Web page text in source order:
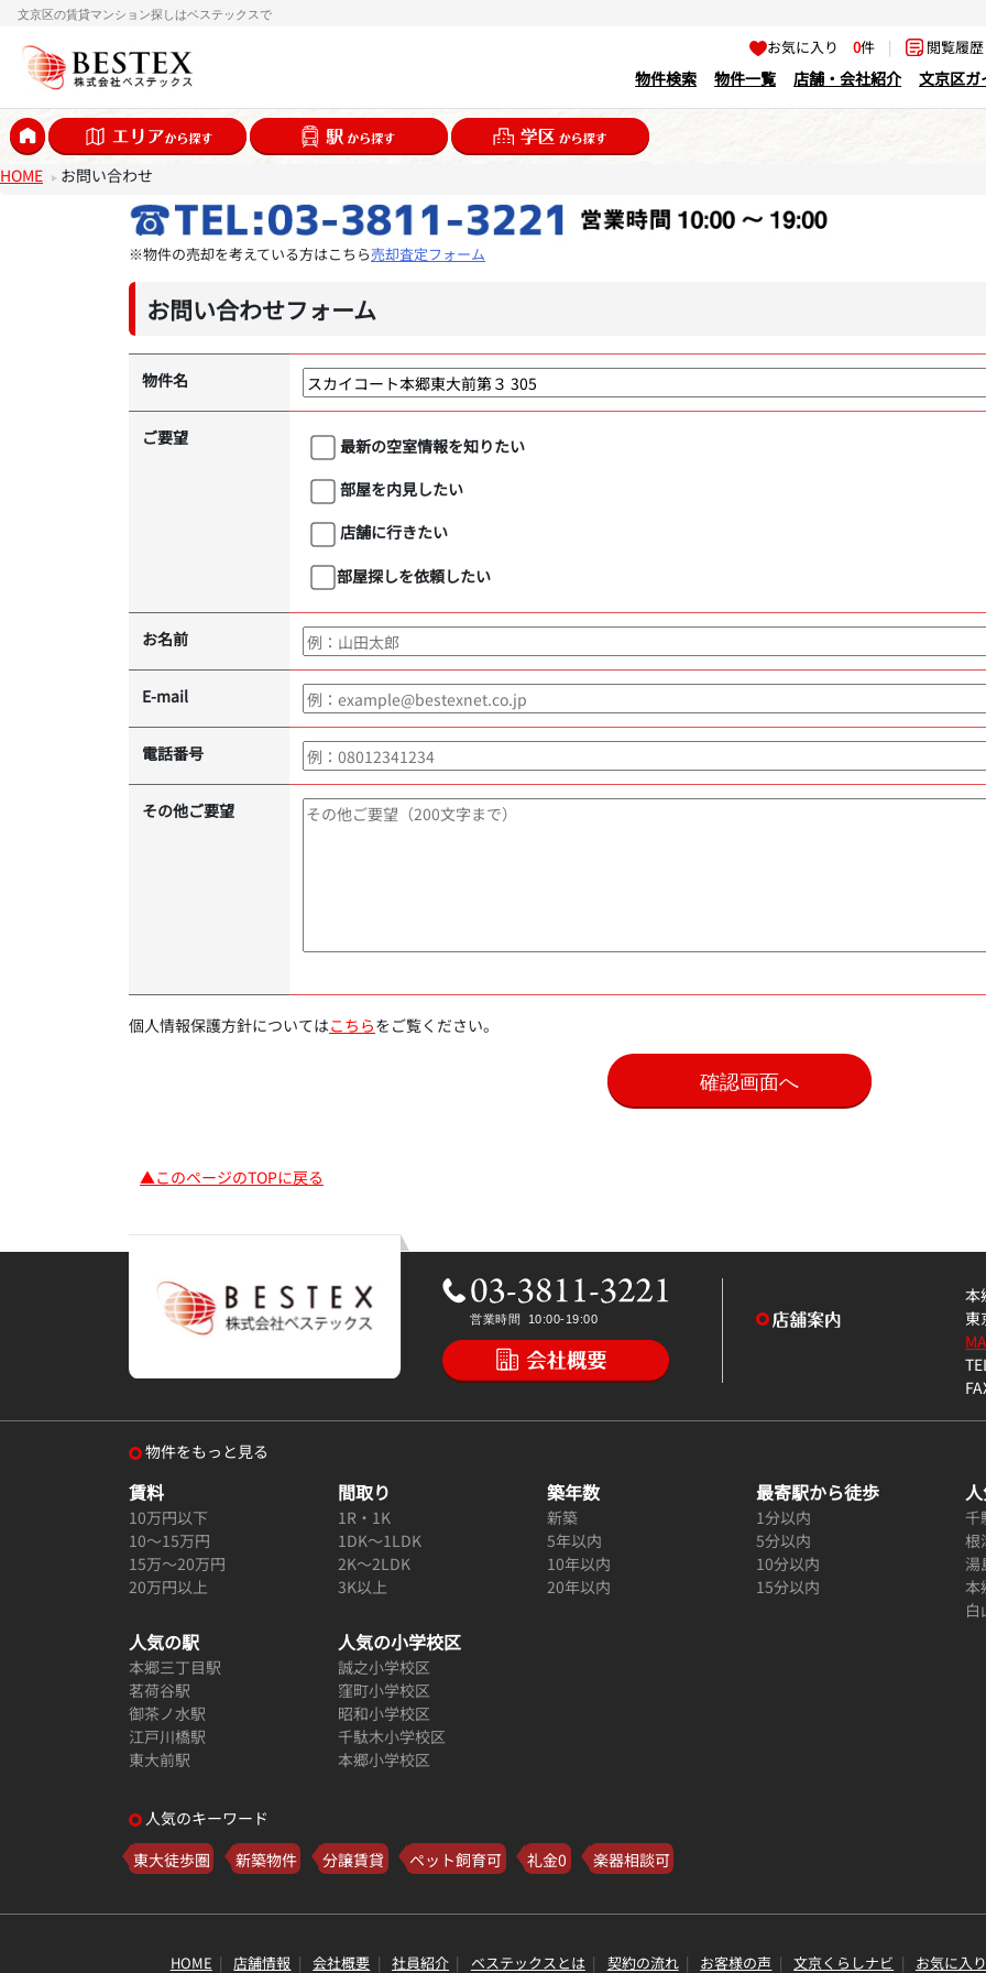
文京区の賃貸マンション探しはベステックスで
お気に入り0件 | 閲覧履
物件検索 物件一覧 店舗・会社紹介 文京区ガ
HOME お問い合わせ
※物件の売却を考えている方はこちら売却査定フォーム
お問い合わせフォーム
物件名
ご要望
最新の空室情報を知りたい
部屋を内見したい
店舗に行きたい
部屋探しを依頼したい
お名前
E-mail
電話番号
その他ご要望
個人情報保護方針についてはこちらをご覧ください。
▲このページのTOPに戻る
本
東
物件をもっと見る
賃料
10万円以下
10～15万円
15万～20万円
20万円以上
間取り
1R・1K
1DK～1LDK
2K～2LDK
3K以上
築年数
新築
5年以内
10年以内
20年以内
最寄駅から徒歩
1分以内
5分以内
10分以内
15分以内
千
根
湯
本
白
人気の駅
本郷三丁目駅
茗荷谷駅
御茶ノ水駅
江戸川橋駅
東大前駅
人気の小学校区
誠之小学校区
窪町小学校区
昭和小学校区
千駄木小学校区
本郷小学校区
人気のキーワード
東大徒歩圏
新築物件 分譲賃貸 ペット飼育可 礼金0 楽器相談可
HOME 店舗情報 会社概要 社員紹介 ベステックスとは 契約の流れ お客様の声 文京くらしナビ お気に入